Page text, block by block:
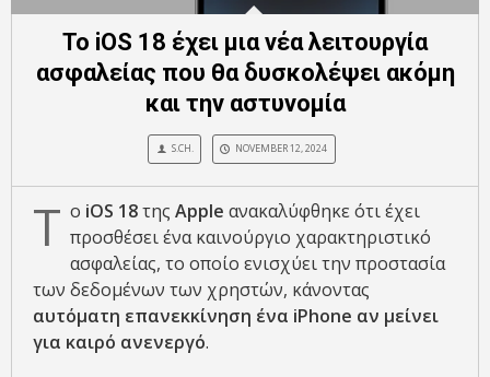
Το iOS 18 έχει μια νέα λειτουργία
ασφαλείας που θα δυσκολέψει ακόμη
και την αστυνομία
S.CH. NOVEMBER 12, 2024
Τ ο iOS 18της Apple ανακαλύφθηκε ότι έχει
προσθέσει ένα καινούργιο χαρακτηριστικό
ασφαλείας, το οποίο ενισχύει την προστασία
των δεδομένων των χρηστών, κάνοντας
αυτόματη επανεκκίνηση ένα iPhone αν μείνει
για καιρό ανενεργό.